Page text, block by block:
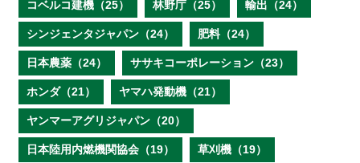
コベルコ建機（25） 林野庁（25） 輸出（24）
シンジェンタジャパン（24） 肥料（24）
日本農薬（24） ササキコーポレーション（23）
ホンダ（21） ヤマハ発動機（21）
ヤンマーアグリジャパン（20）
日本陸用内燃機関協会（19） 草刈機（19）